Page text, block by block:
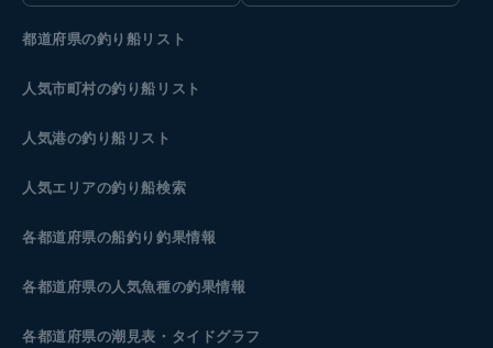
都道府県の釣り船リスト
人気市町村の釣り船リスト
人気港の釣り船リスト
人気エリアの釣り船検索
各都道府県の船釣り釣果情報
各都道府県の人気魚種の釣果情報
各都道府県の潮見表 ・タイドグラフ